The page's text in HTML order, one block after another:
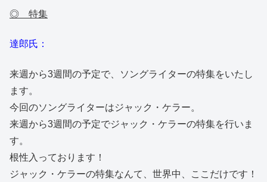
◎ 特集
達郎氏：
来週から3週間の予定で、ソングライターの特集をいたし
ます。
今回のソングライターはジャック・ケラー。
来週から3週間の予定でジャック・ケラーの特集を行いま
す。
根性入っております！
ジャック・ケラーの特集なんて、世界中、ここだけです！